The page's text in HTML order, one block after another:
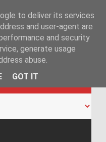
to deliver its services
and user-agent are
and security
generate usage
abuse.
GOT IT